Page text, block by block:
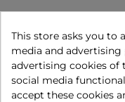
Condicions de
This store asks you to
media and advertising
advertising cookies of
social media
accept these cookies